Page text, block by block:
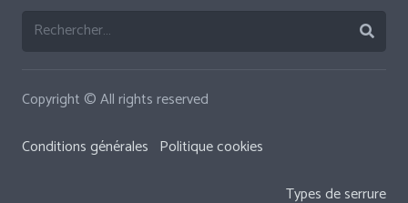
Rechercher :
Copyright © All rights reserved
Conditions générales Politique cookies
Types de serrure